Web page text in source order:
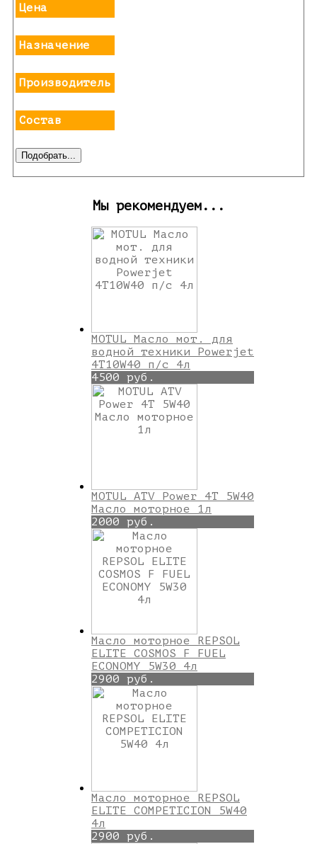
Цена
Назначение
Производитель
Состав
Мы рекомендуем...
MOTUL Масло мот. для
водной техники Powerjet
4T10W40 п/с 4л
4500 руб.
MOTUL ATV Power 4T 5W40
Масло моторное 1л
2000 руб.
Масло моторное REPSOL
ELITE COSMOS F FUEL
ECONOMY 5W30 4л
2900 руб.
Масло моторное REPSOL
ELITE COMPETICION 5W40
4л
2900 руб.